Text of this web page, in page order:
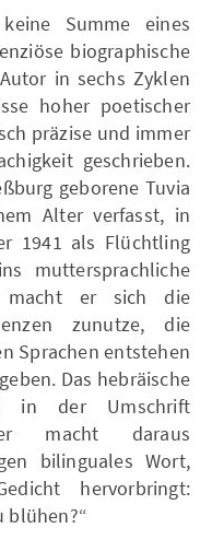
Summe eines
biographische
in sechs Zyklen
hoher poetischer
präzise und immer
geschrieben.
geborene Tuvia
Alter verfasst, in
1941 als Flüchtling
muttersprachliche
macht er sich die
zunutze, die
Sprachen entstehen
Das hebräische
in der Umschrift
macht daraus
bilinguales Wort,
hervorbringt:
blühen?“